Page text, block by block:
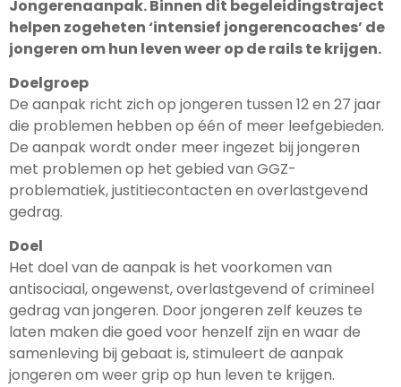
Jongerenaanpak. Binnen dit begeleidingstraject
helpen zogeheten ‘intensief jongerencoaches’ de
jongeren om hun leven weer op de rails te krijgen.
Doelgroep
De aanpak richt zich op jongeren tussen 12 en 27 jaar
die problemen hebben op één of meer leefgebieden.
De aanpak wordt onder meer ingezet bij jongeren
met problemen op het gebied van GGZ-
problematiek, justitiecontacten en overlastgevend
gedrag.
Doel
Het doel van de aanpak is het voorkomen van
antisociaal, ongewenst, overlastgevend of crimineel
gedrag van jongeren. Door jongeren zelf keuzes te
laten maken die goed voor henzelf zijn en waar de
samenleving bij gebaat is, stimuleert de aanpak
jongeren om weer grip op hun leven te krijgen.